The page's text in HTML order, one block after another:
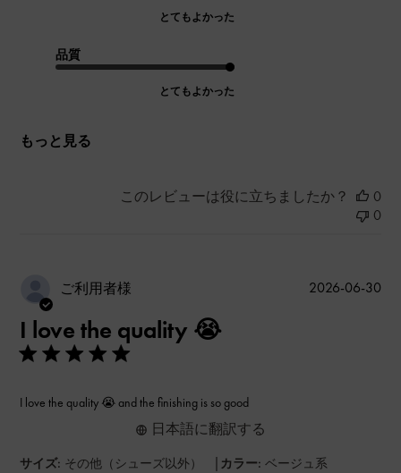
とてもよかった
品質
とてもよかった
もっと見る
このレビューは役に立ちましたか？
0
0
ご利用者様
I love the quality 😭
I love the quality 😭 and the finishing is so good
サイズ: その他（シューズ以外） | カラー: ベージュ系
日本語に翻訳する
公
2026-06-30